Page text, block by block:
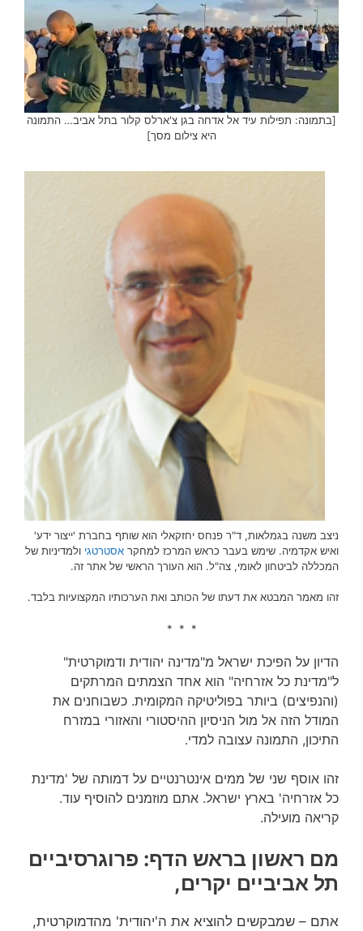
[בתמונה: תפילות עיד אל אדחה בגן צ'ארלס קלור בתל אביב… התמונה
היא צילום מסך]
ניצב משנה בגמלאות, ד"ר פנחס יחזקאלי הוא שותף בחברת 'ייצור ידע'
ואיש אקדמיה. שימש בעבר כראש המרכז למחקר אסטרטגי ולמדיניות של
המכללה לביטחון לאומי, צה"ל. הוא העורך הראשי של אתר זה.
זהו מאמר המבטא את דעתו של הכותב ואת הערכותיו המקצועיות בלבד.
* * *
הדיון על הפיכת ישראל מ"מדינה יהודית ודמוקרטית"
ל"מדינת כל אזרחיה" הוא אחד הצמתים המרתקים
(והנפיצים) ביותר בפוליטיקה המקומית. כשבוחנים את
המודל הזה אל מול הניסיון ההיסטורי והאזורי במזרח
התיכון, התמונה עצובה למדי.
זהו אוסף שני של ממים אינטרנטיים על דמותה של 'מדינת
כל אזרחיה' בארץ ישראל. אתם מוזמנים להוסיף עוד.
קריאה מועילה.
מם ראשון בראש הדף: פרוגרסיביים
תל אביביים יקרים,
אתם – שמבקשים להוציא את ה'יהודית' מהדמוקרטית,